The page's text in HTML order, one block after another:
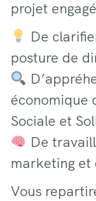
projet
De
posture de
économique
Sociale et
De
marketing et
Vous